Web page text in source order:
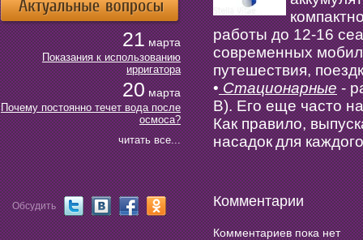
21марта
Показания к использованию
ирригатора
20марта
Почему постоянно течет вода после
осмоса?
читать все...
Обсудить
работы до 12-16
современных
путешествия,
• Стационарные-
В). Его еще часто
Как правило,
насадокдля
Комментарии
Комментариев пока нет